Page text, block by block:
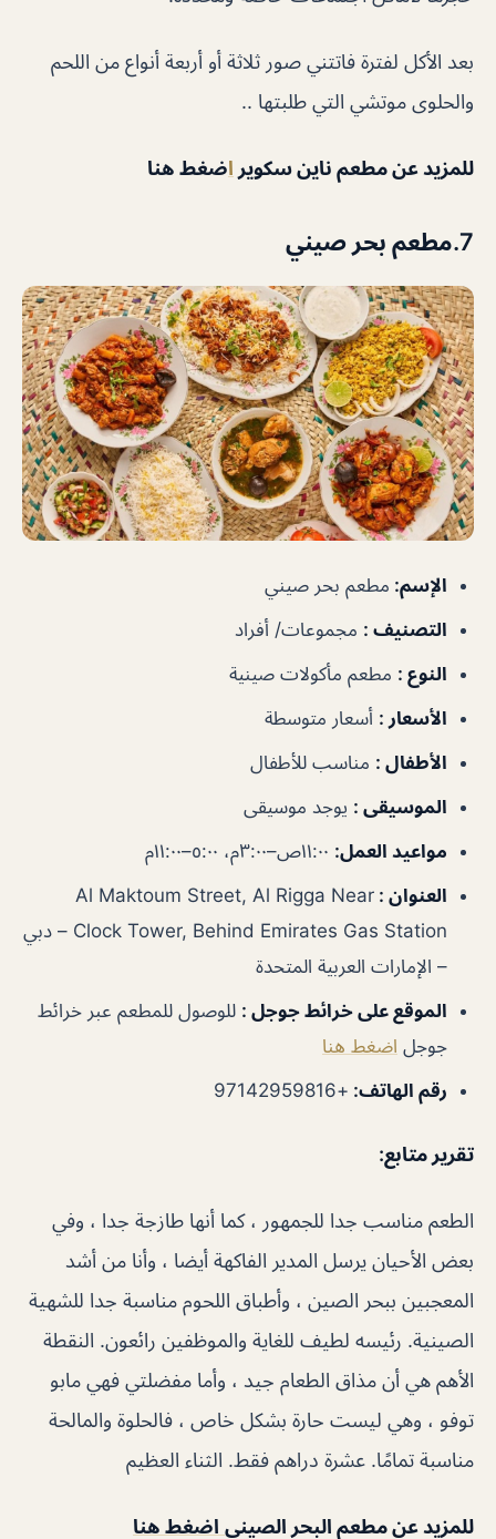
بعد الأكل لفترة فاتتني صور ثلاثة أو أربعة أنواع من اللحم
والحلوى موتشي التي طلبتها ..
للمزيد عن مطعم ناين سكوير اضغط هنا
7.مطعم بحر صيني
الإسم: مطعم بحر صيني
التصنيف : مجموعات/ أفراد
النوع : مطعم مأكولات صينية
الأسعار : أسعار متوسطة
الأطفال : مناسب للأطفال
الموسيقى : يوجد موسيقى
مواعيد العمل:
العنوان :
Al Maktoum Street, Al Rigga Near
Clock Tower, Behind Emirates Gas Station – دبي
– الإمارات العربية المتحدة
الموقع على خرائط جوجل : للوصول للمطعم عبر خرائط
جوجل اضغط هنا
رقم الهاتف:
+97142959816
تقرير متابع:
الطعم مناسب جدا للجمهور ، كما أنها طازجة جدا ، وفي
بعض الأحيان يرسل المدير الفاكهة أيضا ، وأنا من أشد
المعجبين ببحر الصين ، وأطباق اللحوم مناسبة جدا للشهية
الصينية. رئيسه لطيف للغاية والموظفين رائعون. النقطة
الأهم هي أن مذاق الطعام جيد ، وأما مفضلتي فهي مابو
توفو ، وهي ليست حارة بشكل خاص ، فالحلوة والمالحة
مناسبة تمامًا. عشرة دراهم فقط. الثناء العظيم
للمزيد عن مطعم البحر الصيني اضغط هنا